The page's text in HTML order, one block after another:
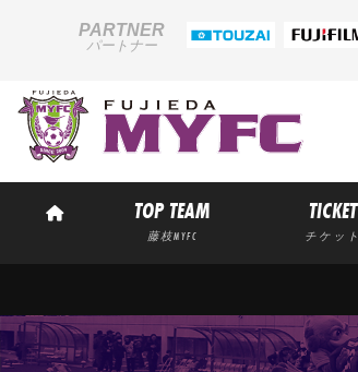
PARTNER
パートナー
TOP TEAM
藤枝MYFC
TICKET
チケット